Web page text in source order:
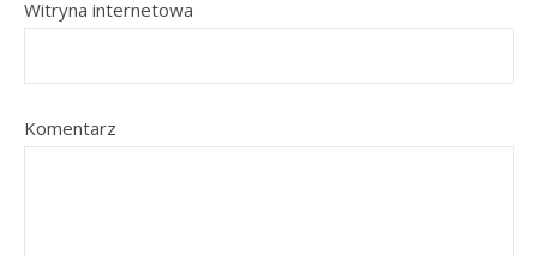
Witryna internetowa
Komentarz